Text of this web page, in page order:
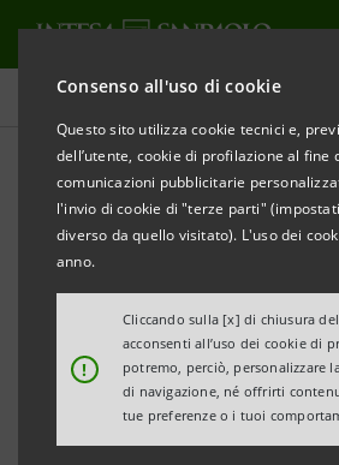
Consenso all'uso di cookie
Questo sito utilizza cookie tecnici e,
dell’utente, cookie di profilazione al fine
comunicazioni pubblicitarie
l'invio di cookie di "terze parti"
diverso da quello visitato). L'uso dei
anno.
!
Cliccando sulla [x] di chiusura
acconsenti all’uso dei cookie di
potremo, perciò, personalizzare
di navigazione, né offrirti
tue preferenze o i tuoi
Comunicati stampa
STAMPA AGGIORNA
COMUNICATO
Asja Ambiente Italia S.p.A.
e valorizzazione energetica del
MW nel comune di
L'operazione è sostenuta
Sanpaolo,